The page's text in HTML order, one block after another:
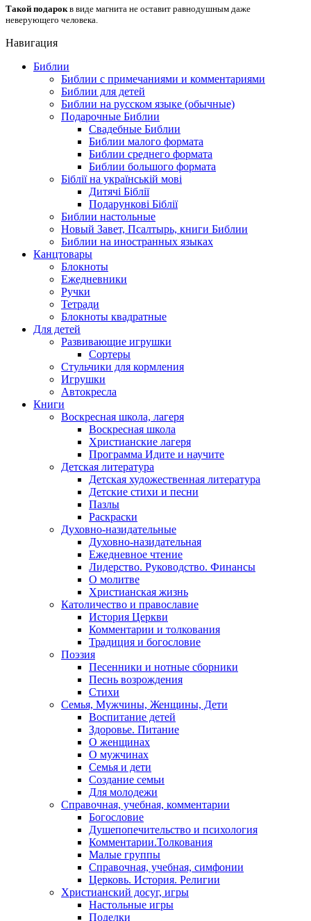
Такой подарокв виде магнита не оставит равнодушным даже
неверующего человека.
Навигация
Библии
Библии с примечаниями и комментариями
Библии для детей
Библии на русском языке (обычные)
Подарочные Библии
Свадебные Библии
Библии малого формата
Библии среднего формата
Библии большого формата
Біблії на українській мові
Дитячі Біблії
Подарункові Біблії
Библии настольные
Новый Завет, Псалтырь, книги Библии
Библии на иностранных языках
Канцтовары
Блокноты
Ежедневники
Ручки
Тетради
Блокноты квадратные
Для детей
Развивающие игрушки
Сортеры
Стульчики для кормления
Игрушки
Автокресла
Книги
Воскресная школа, лагеря
Воскресная школа
Христианские лагеря
Программа Идите и научите
Детская литература
Детская художественная литература
Детские стихи и песни
Пазлы
Раскраски
Духовно-назидательные
Духовно-назидательная
Ежедневное чтение
Лидерство. Руководство. Финансы
О молитве
Христианская жизнь
Католичество и православие
История Церкви
Комментарии и толкования
Традиция и богословие
Поэзия
Песенники и нотные сборники
Песнь возрождения
Стихи
Семья, Мужчины, Женщины, Дети
Воспитание детей
Здоровье. Питание
О женщинах
О мужчинах
Семья и дети
Создание семьи
Для молодежи
Справочная, учебная, комментарии
Богословие
Душепопечительство и психология
Комментарии.Толкования
Малые группы
Справочная, учебная, симфонии
Церковь. История. Религии
Христианский досуг, игры
Настольные игры
Поделки